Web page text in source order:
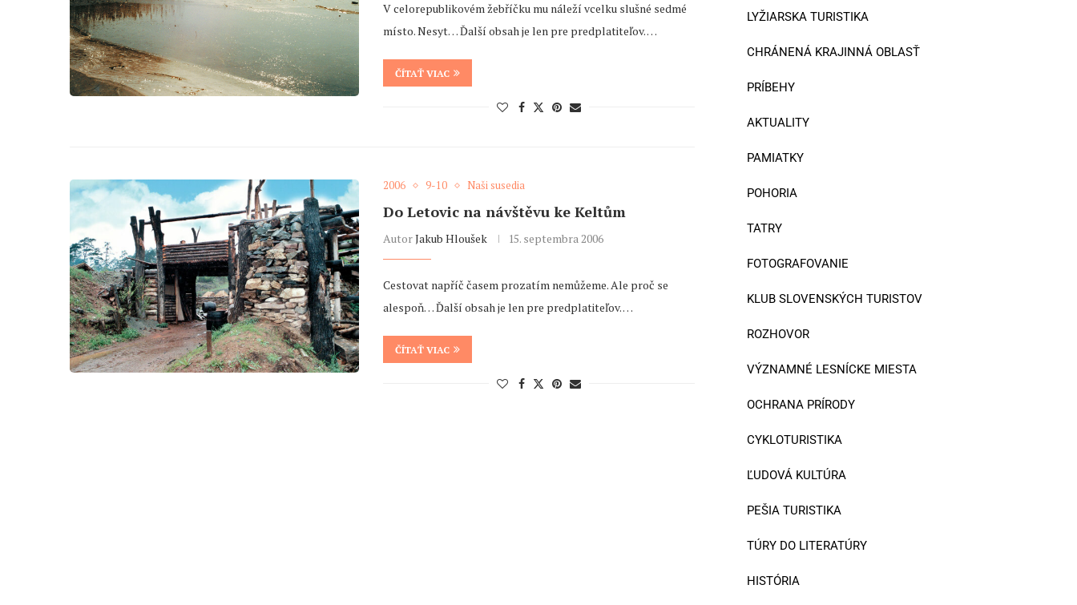
V celorepublikovém žebříčku mu náleží vcelku slušné sedmé
místo. Nesyt… Ďalší obsah je len pre predplatiteľov. …
ČÍTAŤ VIAC
2006 9-10 Naši susedia
Do Letovic na návštěvu ke Keltům
AutorJakub Hloušek 15. septembra 2006
Cestovat napříč časem prozatím nemůžeme. Ale proč se
alespoň… Ďalší obsah je len pre predplatiteľov. …
ČÍTAŤ VIAC
LYŽIARSKA TURISTIKA
CHRÁNENÁ KRAJINNÁ OBLASŤ
PRÍBEHY
AKTUALITY
PAMIATKY
POHORIA
TATRY
FOTOGRAFOVANIE
KLUB SLOVENSKÝCH TURISTOV
ROZHOVOR
VÝZNAMNÉ LESNÍCKE MIESTA
OCHRANA PRÍRODY
CYKLOTURISTIKA
ĽUDOVÁ KULTÚRA
PEŠIA TURISTIKA
TÚRY DO LITERATÚRY
HISTÓRIA